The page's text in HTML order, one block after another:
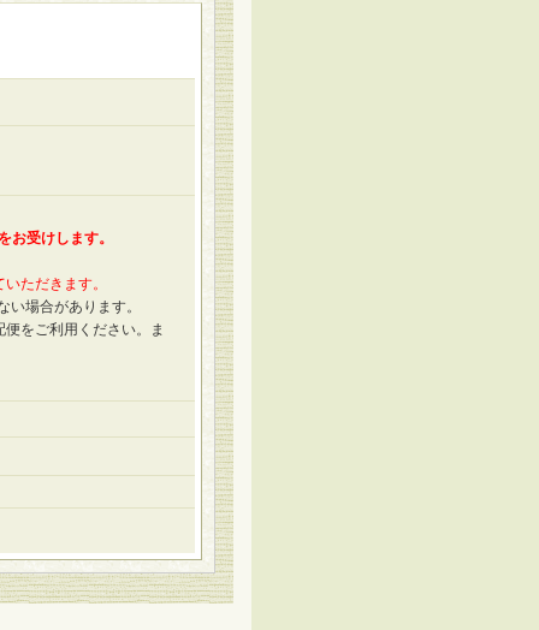
お受けします。
ただきます。
場合があります。
をご利用ください。ま